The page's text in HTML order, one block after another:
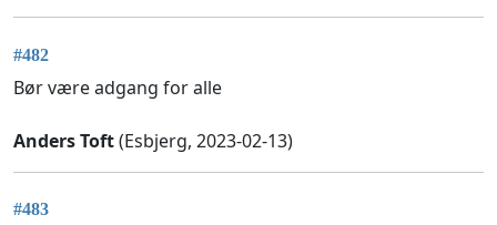
#482
Bør være adgang for alle
Anders Toft(Esbjerg, 2023-02-13)
#483